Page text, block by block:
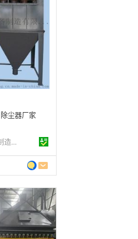
除尘器厂家
靖江市星光干燥设备制造有限公司